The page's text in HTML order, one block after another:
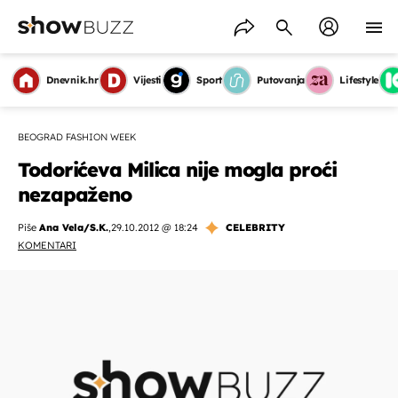
Dnevnik.hr Vijesti Sport Putovanja Lifestyle
BEOGRAD FASHION WEEK
Todorićeva Milica nije mogla proći
nezapaženo
Piše Ana Vela/S.K.,29.10.2012 @ 18:24
CELEBRITY
KOMENTARI